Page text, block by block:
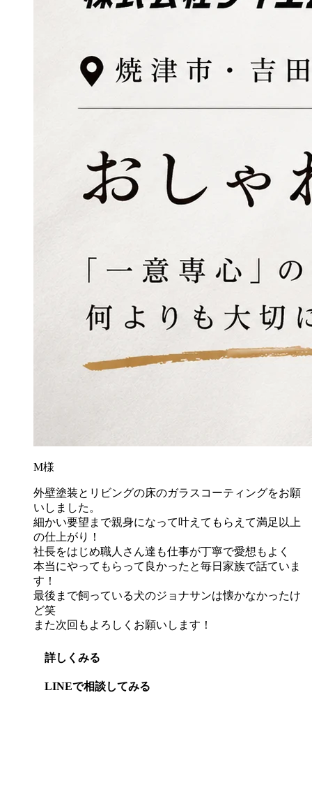
M様
外壁塗装とリビングの床のガラスコーティングをお願
いしました。
細かい要望まで親身になって叶えてもらえて満足以上
の仕上がり！
社長をはじめ職人さん達も仕事が丁寧で愛想もよく
本当にやってもらって良かったと毎日家族で話ていま
す！
最後まで飼っている犬のジョナサンは懐かなかったけ
ど笑
また次回もよろしくお願いします！
詳しくみる
LINEで相談してみる